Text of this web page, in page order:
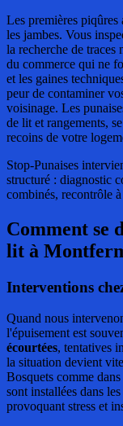
Les premières piqûres
les jambes. Vous
la recherche de traces
du commerce qui ne
et les gaines
peur de contaminer
voisinage. Les
de lit et rangements,
recoins de votre
Stop-Punaises
structuré : diagnostic
combinés, recontrôle
Comment se
lit à
Interventions
Quand nous
l'épuisement est
écourtées, tentatives
la situation devient
Bosquets comme
sont installées dans
provoquant stress et